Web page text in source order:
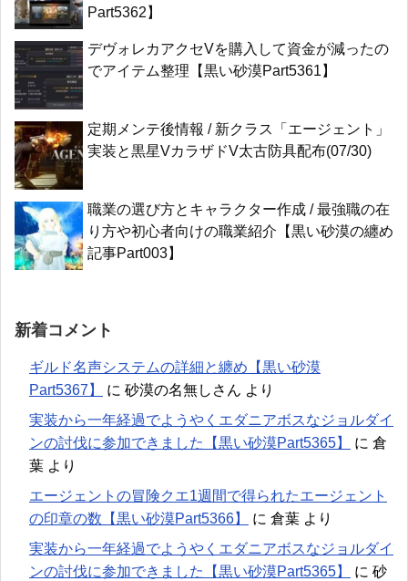
Part5362】
デヴォレカアクセVを購入して資金が減ったの
でアイテム整理【黒い砂漠Part5361】
定期メンテ後情報 / 新クラス「エージェント」
実装と黒星VカラザドV太古防具配布(07/30)
職業の選び方とキャラクター作成 / 最強職の在
り方や初心者向けの職業紹介【黒い砂漠の纏め
記事Part003】
新着コメント
ギルド名声システムの詳細と纏め【黒い砂漠
Part5367】
に 砂漠の名無しさん より
実装から一年経過でようやくエダニアボスなジョルダイ
ンの討伐に参加できました【黒い砂漠Part5365】
に 倉
葉 より
エージェントの冒険クエ1週間で得られたエージェント
の印章の数【黒い砂漠Part5366】
に 倉葉 より
実装から一年経過でようやくエダニアボスなジョルダイ
ンの討伐に参加できました【黒い砂漠Part5365】
に 砂